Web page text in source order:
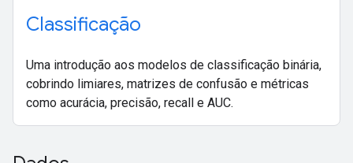
Classificação
Uma introdução aos modelos de classificação binária,
cobrindo limiares, matrizes de confusão e métricas
como acurácia, precisão, recall e AUC.